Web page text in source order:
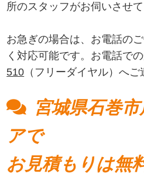
所のスタッフがお伺いさせて
お急ぎの場合は、お電話の
く対応可能です。お電話で
510 （フリーダイヤル）へご
宮城県石巻
アで
お見積もりは無